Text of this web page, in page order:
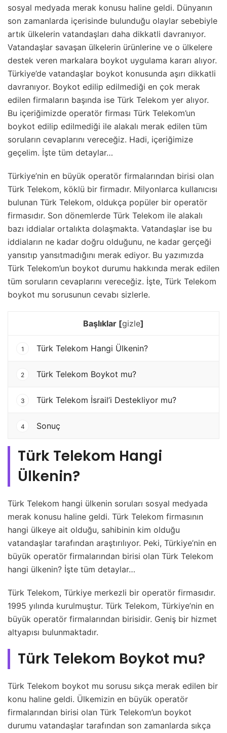
sosyal medyada merak konusu haline geldi. Dünyanın
son zamanlarda içerisinde bulunduğu olaylar sebebiyle
artık ülkelerin vatandaşları daha dikkatli davranıyor.
Vatandaşlar savaşan ülkelerin ürünlerine ve o ülkelere
destek veren markalara boykot uygulama kararı alıyor.
Türkiye’de vatandaşlar boykot konusunda aşırı dikkatli
davranıyor. Boykot edilip edilmediği en çok merak
edilen firmaların başında ise Türk Telekom yer alıyor.
Bu içeriğimizde operatör firması Türk Telekom’un
boykot edilip edilmediği ile alakalı merak edilen tüm
soruların cevaplarını vereceğiz. Hadi, içeriğimize
geçelim. İşte tüm detaylar…
Türkiye’nin en büyük operatör firmalarından birisi olan
Türk Telekom, köklü bir firmadır. Milyonlarca kullanıcısı
bulunan Türk Telekom, oldukça popüler bir operatör
firmasıdır. Son dönemlerde Türk Telekom ile alakalı
bazı iddialar ortalıkta dolaşmakta. Vatandaşlar ise bu
iddiaların ne kadar doğru olduğunu, ne kadar gerçeği
yansıtıp yansıtmadığını merak ediyor. Bu yazımızda
Türk Telekom’un boykot durumu hakkında merak edilen
tüm soruların cevaplarını vereceğiz. İşte, Türk Telekom
boykot mu sorusunun cevabı sizlerle.
Başlıklar [gizle]
1 Türk Telekom Hangi Ülkenin?
2 Türk Telekom Boykot mu?
3 Türk Telekom İsrail’i Destekliyor mu?
4 Sonuç
Türk Telekom Hangi
Ülkenin?
Türk Telekom hangi ülkenin soruları sosyal medyada
merak konusu haline geldi. Türk Telekom firmasının
hangi ülkeye ait olduğu, sahibinin kim olduğu
vatandaşlar tarafından araştırılıyor. Peki, Türkiye’nin en
büyük operatör firmalarından birisi olan Türk Telekom
hangi ülkenin? İşte tüm detaylar…
Türk Telekom, Türkiye merkezli bir operatör firmasıdır.
1995 yılında kurulmuştur. Türk Telekom, Türkiye’nin en
büyük operatör firmalarından birisidir. Geniş bir hizmet
altyapısı bulunmaktadır.
Türk Telekom Boykot mu?
Türk Telekom boykot mu sorusu sıkça merak edilen bir
konu haline geldi. Ülkemizin en büyük operatör
firmalarından birisi olan Türk Telekom’un boykot
durumu vatandaşlar tarafından son zamanlarda sıkça